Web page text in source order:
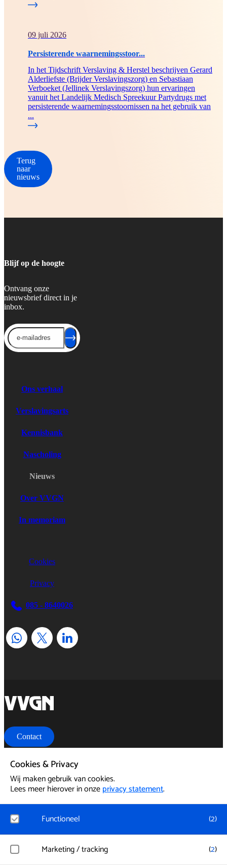
Cookies & Privacy
Wij maken gebruik van cookies.
Lees meer hierover in onzeprivacy statement.
Functioneel (2)
NoodzakelijkMarketing / tracking (2)
09 juli 2026
Persisterende waarnemingsstoor...
In het Tijdschrift Verslaving & Herstel beschrijven Gerard
Alderliefste (Brijder Verslavingszorg) en Sebastiaan
Verboeket (Jellinek Verslavingszorg) hun ervaringen
vanuit het Landelijk Medisch Spreekuur Partydrugs met
persisterende waarnemingsstoornissen na het gebruik van
...
Terug
naar
nieuws
Blijf op de hoogte
Ontvang onze
nieuwsbrief direct in je
inbox.
Ons verhaal
Verslavingsarts
Kennisbank
Nascholing
Nieuws
Over VVGN
In memoriam
Cookies
Privacy
085 - 8640026
Contact